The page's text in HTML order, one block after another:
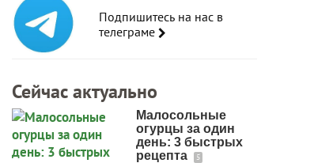
Подпишитесь на нас в
телеграме
Сейчас актуально
Малосольные
огурцы за один
день: 3 быстрых
рецепта
5